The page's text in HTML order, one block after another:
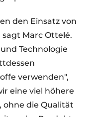
den Einsatz von
Marc Ottelé.
Technologie
verwenden",
eine viel höhere
ohne die Qualität